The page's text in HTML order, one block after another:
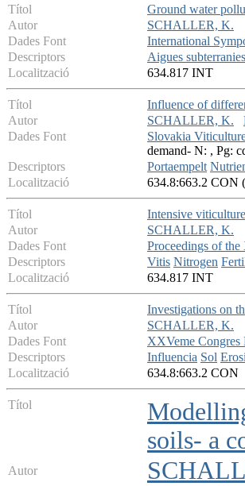
Títol
Ground water
Autor
SCHALLER, K.
Dades Font
International
Descriptors
Aigues subterranies
Localització
634.817 INT
Títol
Influence of
Autor
SCHALLER, K.
Dades Font
Slovakia
demand- N: , Pg:
Descriptors
Portaempelt
Localització
634.8:663.2 CON
Títol
Intensive
Autor
SCHALLER, K.
Dades Font
Proceedings of
Descriptors
Vitis Nitrogen
Localització
634.817 INT
Títol
Investigations on
Autor
SCHALLER, K.
Dades Font
XXVeme Congres
Descriptors
Influencia Sol
Localització
634.8:663.2 CON
Títol
soils- a
Autor